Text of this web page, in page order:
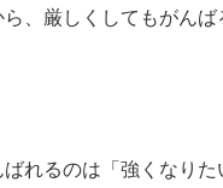
ら、厳しくしてもがん
れるのは「強くなりた